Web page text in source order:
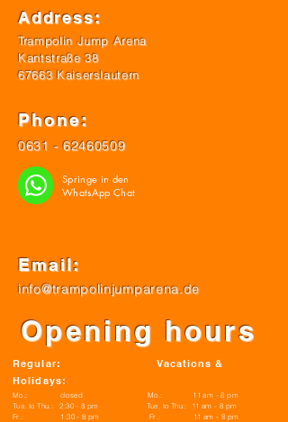
Address:
Trampolin Jump Arena
Kantstraße 38
67663 Kaiserslautern
Phone:
0631 - 62460509
Springe in den
WhatsApp Chat
Email:
info@trampolinjumparena.de
Opening hours
Regular: Vacations &
Holidays:
Mo.: closed Mo.: 11 am - 8 pm
Tue. to Thu.: 2:30 - 8 pm Tue. to Thu.: 11 am - 8 pm
Fr.: 1:30 - 8 pm Fr.: 11 am - 8 pm